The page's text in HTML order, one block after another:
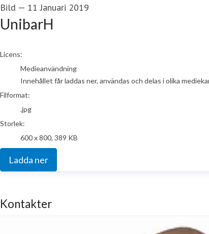
Bild — 11 Januari 2019
UnibarH
go to media item
Licens:
Medieanvändning
Innehållet får laddas ner, användas och delas i olika
Filformat:
.jpg
Storlek:
600 x 800, 389 KB
Ladda ner
Kontakter